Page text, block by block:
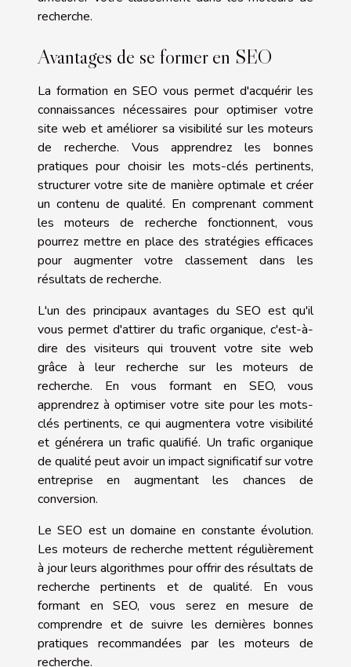
recherche.
Avantages de se former en SEO
La formation en SEO vous permet d'acquérir les
connaissances nécessaires pour optimiser votre
site web et améliorer sa visibilité sur les moteurs
de recherche. Vous apprendrez les bonnes
pratiques pour choisir les mots-clés pertinents,
structurer votre site de manière optimale et créer
un contenu de qualité. En comprenant comment
les moteurs de recherche fonctionnent, vous
pourrez mettre en place des stratégies efficaces
pour augmenter votre classement dans les
résultats de recherche.
L'un des principaux avantages du SEO est qu'il
vous permet d'attirer du trafic organique, c'est-à-
dire des visiteurs qui trouvent votre site web
grâce à leur recherche sur les moteurs de
recherche. En vous formant en SEO, vous
apprendrez à optimiser votre site pour les mots-
clés pertinents, ce qui augmentera votre visibilité
et générera un trafic qualifié. Un trafic organique
de qualité peut avoir un impact significatif sur votre
entreprise en augmentant les chances de
conversion.
Le SEO est un domaine en constante évolution.
Les moteurs de recherche mettent régulièrement
à jour leurs algorithmes pour offrir des résultats de
recherche pertinents et de qualité. En vous
formant en SEO, vous serez en mesure de
comprendre et de suivre les dernières bonnes
pratiques recommandées par les moteurs de
recherche.